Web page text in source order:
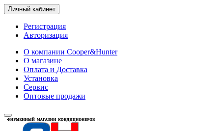
Личный кабинет
Регистрация
Авторизация
О компании Cooper&Hunter
О магазине
Оплата и Доставка
Установка
Сервис
Оптовые продажи